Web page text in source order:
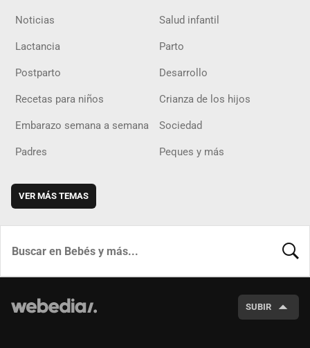
Noticias Salud infantil
Lactancia Parto
Postparto Desarrollo
Recetas para niños Crianza de los hijos
Embarazo semana a semana Sociedad
Padres Peques y más
VER MÁS TEMAS
SUBIR